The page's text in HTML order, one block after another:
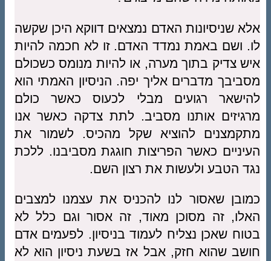
אלא שניסיונות האדם נמצאים דווקא היכן שקשה
לו. ושם באמת נמדד האדם. זו לא חכמה להיות
איש צדיק בתוך מערה, או להיות מנומס כשכולם
מסביבך מדברים אליך יפה. הניסיון האמתי הוא
להישאר רגועים מבלי לכעוס כאשר כולם
מרגיזים אותנו מסביב. לתת צדקה כאשר אנו
מתקמצנים להוציא שקל מהכיס. לשמור את
העיניים כאשר הפריצות חוגגת מסביבנו. ללכת
נגד הטבע ולעשות את רצון השם.
כמובן שאסור לנו להכניס את עצמנו למצבים
האלו, זה מסוכן מאוד, זה אסור וגם כלל לא
בטוח שאכן נצליח לעמוד בניסיון. לפעמים אדם
חושב שהוא חזק, אבל אז בשעת ניסיון הוא לא